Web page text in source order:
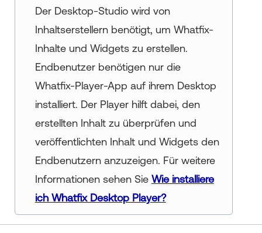
Der Desktop-Studio wird von
Inhaltserstellern benötigt, um Whatfix-
Inhalte und Widgets zu erstellen.
Endbenutzer benötigen nur die
Whatfix-Player-App auf ihrem Desktop
installiert. Der Player hilft dabei, den
erstellten Inhalt zu überprüfen und
veröffentlichten Inhalt und Widgets den
Endbenutzern anzuzeigen. Für weitere
Informationen sehen Sie Wie installiere
ich Whatfix Desktop Player?